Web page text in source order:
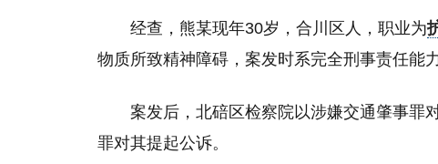
经查，熊某现年30岁，合川区人，职业为
物质所致精神障碍，案发时系完全刑事责任能力
案发后，北碚区检察院以涉嫌交通肇事罪
罪对其提起公诉。